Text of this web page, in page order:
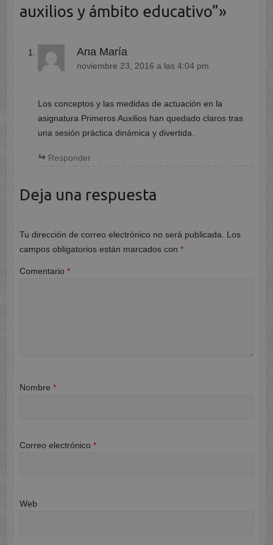
auxilios y ámbito educativo”»
Ana María
noviembre 23, 2016 a las 4:04 pm
Los conceptos y las medidas de actuación en la
asignatura Primeros Auxilios han quedado claros tras
una sesión práctica dinámica y divertida.
Responder
Deja una respuesta
Tu dirección de correo electrónico no será publicada. Los
campos obligatorios están marcados con *
Comentario *
Nombre *
Correo electrónico *
Web